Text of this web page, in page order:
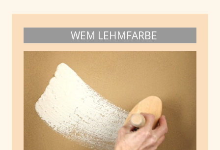
WEM LEHMFARBE